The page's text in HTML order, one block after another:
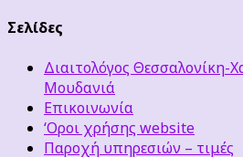
Σελίδες
Διαιτολόγος Θεσσαλονίκη-
Μουδανιά
Επικοινωνία
‘Οροι χρήσης website
Παροχή υπηρεσιών – τιμές